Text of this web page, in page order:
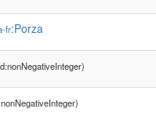
fr:Porza